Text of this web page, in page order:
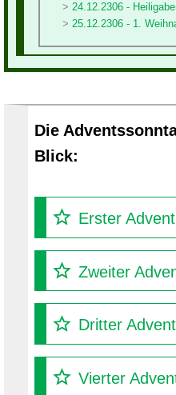
24.12.2306 -
25.12.2306 - 1.
Die
Blick:
Erster
Zweiter
Dritter
Vierter